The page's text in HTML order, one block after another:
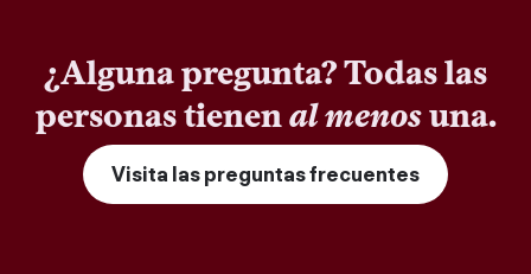
¿Alguna pregunta? Todas las
personas tienenal menosuna.
Visita las preguntas frecuentes